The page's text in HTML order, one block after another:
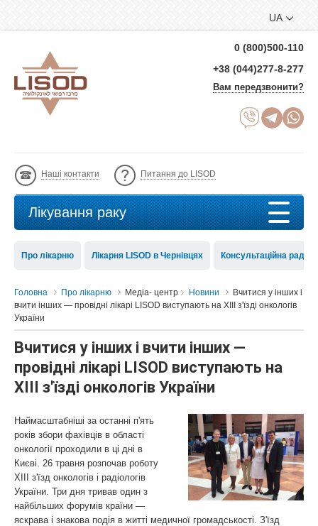
UA
0 (800)500-110
+38 (044)277-8-277
Вам передзвонити?
Наші контакти Питання до LISOD
Лікування раку
Про лікарню Лікарня LISOD в Чернівцях Консультаційна рада
Головна Про лікарню Медіа- центр Новини
Вчитися у інших і
вчити інших — провідні лікарі LISOD виступають на XIII з'їзді онкологів
України
Вчитися у інших і вчити інших —
провідні лікарі LISOD виступають на
XIII з'їзді онкологів України
Наймасштабніші за останні п'ять
років збори фахівців в області
онкології проходили в ці дні в
Києві. 26 травня розпочав роботу
XIII з'їзд онкологів і радіологів
України. Три дня тривав один з
найбільших форумів країни —
яскрава і знакова подія в житті медичної громадськості. З'їзд